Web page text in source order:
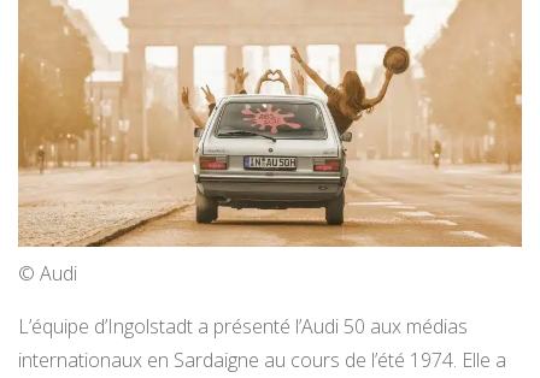
© Audi
L’équipe d’Ingolstadt a présenté l’Audi 50 aux médias
internationaux en Sardaigne au cours de l’été 1974. Elle a